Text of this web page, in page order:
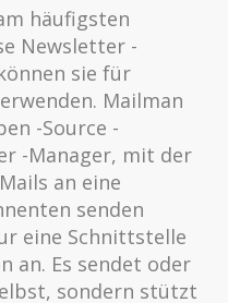
häufigsten
Newsletter -
sie für
Mailman
-Source -
-Manager, mit der
an eine
senden
eine Schnittstelle
an. Es sendet oder
sondern stützt